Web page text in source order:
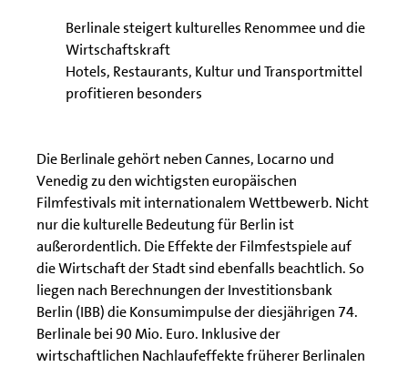
Berlinale steigert kulturelles Renommee und die
Wirtschaftskraft
Hotels, Restaurants, Kultur und Transportmittel
profitieren besonders
Die Berlinale gehört neben Cannes, Locarno und
Venedig zu den wichtigsten europäischen
Filmfestivals mit internationalem Wettbewerb. Nicht
nur die kulturelle Bedeutung für Berlin ist
außerordentlich. Die Effekte der Filmfestspiele auf
die Wirtschaft der Stadt sind ebenfalls beachtlich. So
liegen nach Berechnungen der Investitionsbank
Berlin (IBB) die Konsumimpulse der diesjährigen 74.
Berlinale bei 90 Mio. Euro. Inklusive der
wirtschaftlichen Nachlaufeffekte früherer Berlinalen